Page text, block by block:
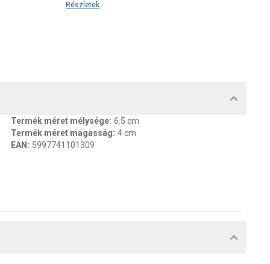
Részletek
Termék méret mélysége: 6.5 cm
Termék méret magasság: 4 cm
EAN : 5997741101309